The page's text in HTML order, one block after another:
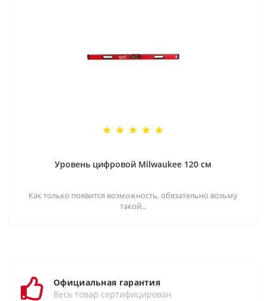
Уровень цифровой Milwaukee 120 см
Как только появится возможность, обязательно возьму
такой...
Официальная гарантия
Весь товар сертифицирован